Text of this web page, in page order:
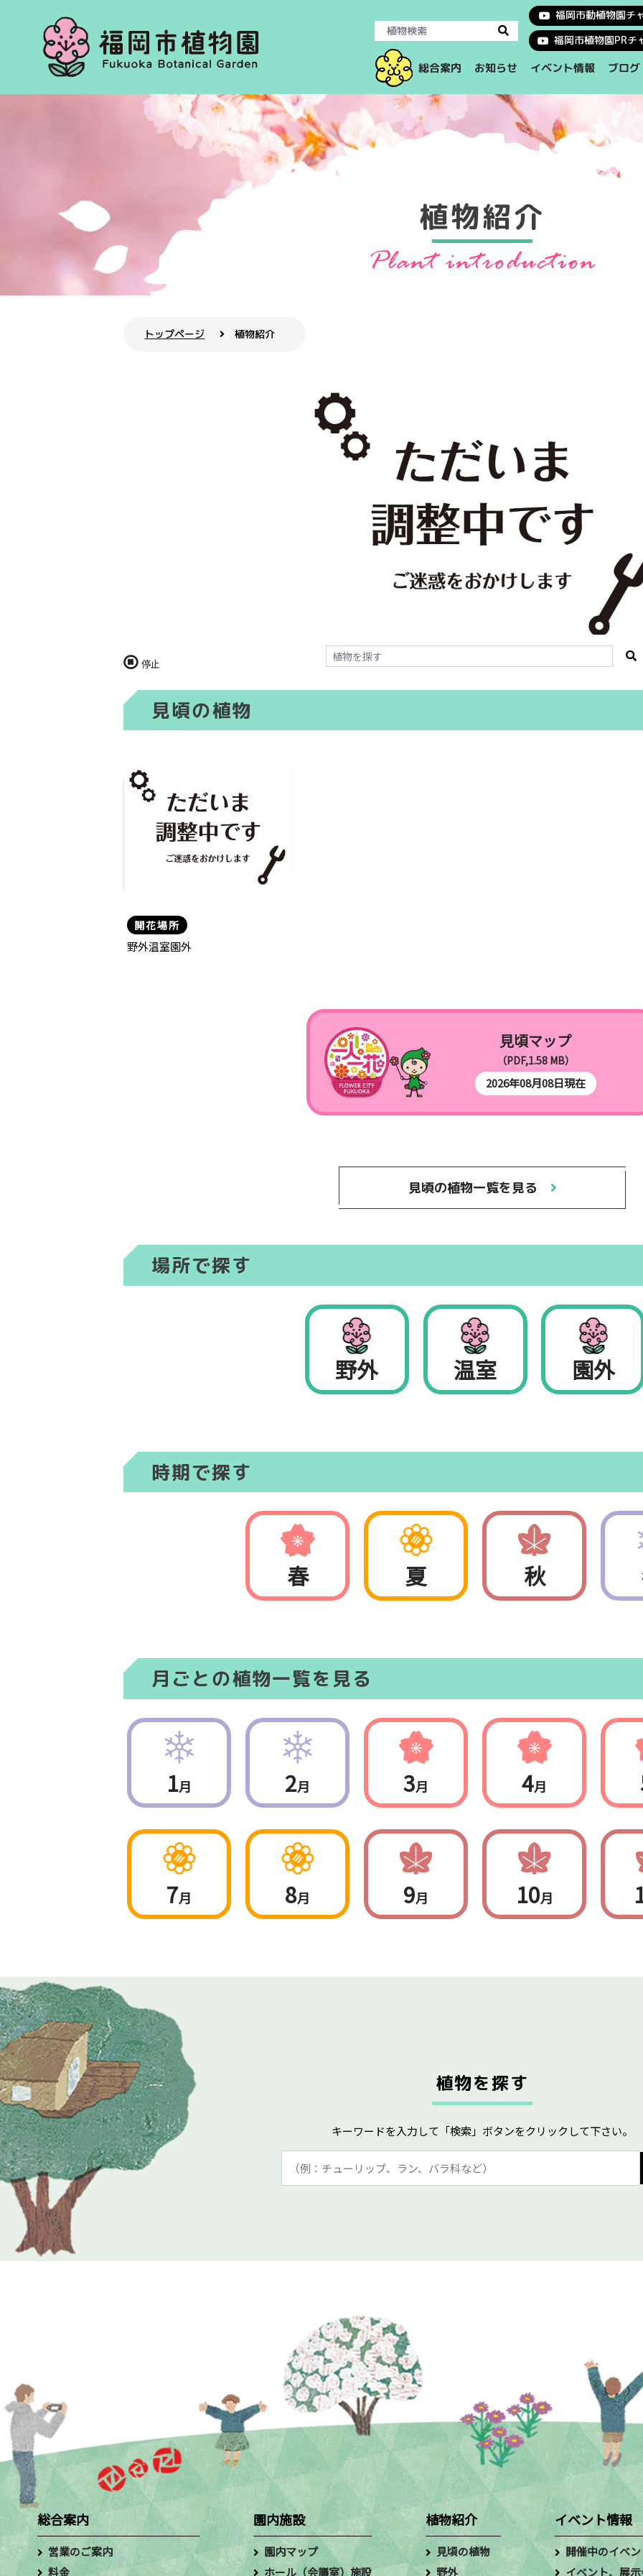
福岡市動植物園チ
福岡市植物園PRチ
総合案内 お知らせ イベント情報 ブログ
植物紹介
トップページ 植物紹介
停止
見頃の植物
開花場所
野外温室園外
見頃マップ
（PDF,1.58 MB）
2026年08月08日現在
見頃の植物一覧を見る
場所で探す
野外 温室 園外
時期で探す
春 夏 秋
月ごとの植物一覧を見る
1月 2月 3月 4月
7月 8月 9月 10月
植物を探す
キーワードを入力して「検索」ボタンをクリックして下さい。
総合案内
営業のご案内
料金
園内施設
園内マップ
ホール（会議室）施設
植物紹介
見頃の植物
野外
イベント情報
開催中のイベ
イベント、展